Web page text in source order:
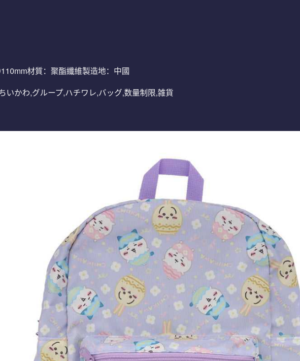
材質：聚酯纖維製造地：中國
いかわ,グループ,ハチワレ,バッグ,数量制限,雑貨